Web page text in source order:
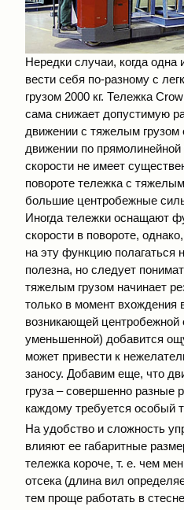
Нередки случаи, когда
вести себя по-разному с
грузом 2000 кг. Тележка
сама снижает допустимую
движении с тяжелым грузом
движении по
скорости не имеет
повороте тележка с
большие центробежные
Иногда тележки оснащают
скорости в повороте,
на эту функцию полагаться
полезна, но следует
тяжелым грузом начинает
только в момент вхождения
возникающей центробежной
уменьшенной) добавится
может привести к
заносу. Добавим еще, что
груза – совершенно разные
каждому требуется особый
На удобство и сложность
влияют ее габаритные
тележка короче, т. е. чем
отсека (длина вил
тем проще работать в